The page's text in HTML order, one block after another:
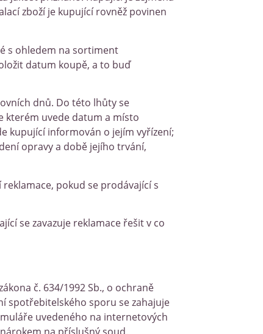
zboží je kupující rovněž povinen
s ohledem na sortiment
datum koupě, a to buď
dnů. Do této lhůty se
kterém uvede datum a místo
kupující informován o jejím vyřízení;
opravy a době jejího trvání,
pokud se prodávající s
se zavazuje reklamace řešit v co
č. 634/1992 Sb., o ochraně
spotřebitelského sporu se zahajuje
uvedeného na internetových